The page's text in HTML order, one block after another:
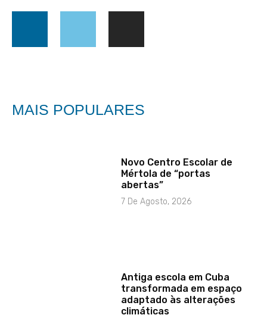
MAIS POPULARES
Novo Centro Escolar de
Mértola de “portas
abertas”
7 De Agosto, 2026
Antiga escola em Cuba
transformada em espaço
adaptado às alterações
climáticas